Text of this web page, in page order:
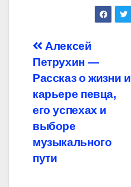
Навигация
по
записям
Алексей
Петрухин —
Рассказ о жизни и
карьере певца,
его успехах и
выборе
музыкального
пути